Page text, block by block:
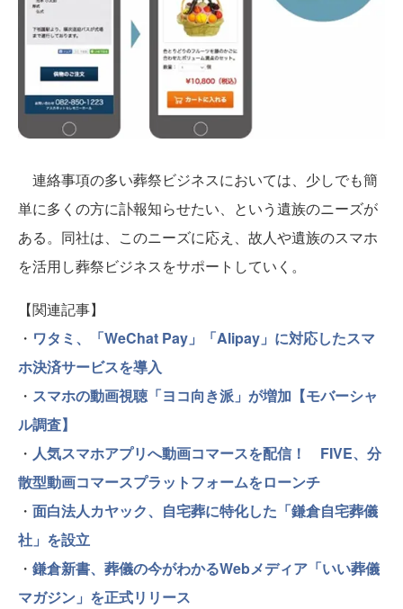
連絡事項の多い葬祭ビジネスにおいては、少しでも簡
単に多くの方に訃報知らせたい、という遺族のニーズが
ある。同社は、このニーズに応え、故人や遺族のスマホ
を活用し葬祭ビジネスをサポートしていく。
【関連記事】
・ ワタミ、「WeChat Pay」「Alipay」に対応したスマ
ホ決済サービスを導入
・ スマホの動画視聴「ヨコ向き派」が増加【モバーシャ
ル調査】
・ 人気スマホアプリへ動画コマースを配信！ FIVE、分
散型動画コマースプラットフォームをローンチ
・ 面白法人カヤック、自宅葬に特化した「鎌倉自宅葬儀
社」を設立
・ 鎌倉新書、葬儀の今がわかるWebメディア「いい葬儀
マガジン」を正式リリース